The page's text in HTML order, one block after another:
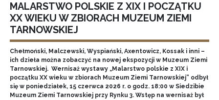
MALARSTWO POLSKIE Z XIX I POCZĄTKU
XX WIEKU W ZBIORACH MUZEUM ZIEMI
TARNOWSKIEJ
Chełmoński, Malczewski, Wyspiański, Axentowicz, Kossak i inni –
ich dzieła można zobaczyć na nowej ekspozycji w Muzeum Ziemi
Tarnowskiej. Wernisaż wystawy „Malarstwo polskie z XIX i
początku XX wieku w zbiorach Muzeum Ziemi Tarnowskiej” odbył
się w poniedziałek, 15 czerwca 2026 r. o godz. 18:00 w Siedzibie
Muzeum Ziemi Tarnowskiej przy Rynku 3. Wstęp na wernisaż był